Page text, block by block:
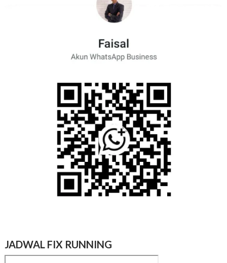
JADWAL FIX RUNNING